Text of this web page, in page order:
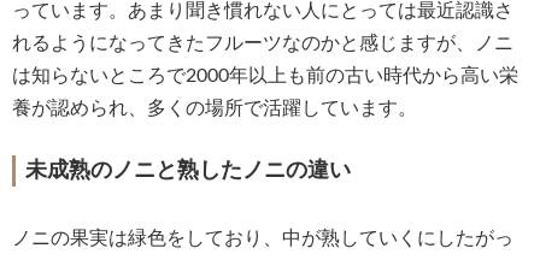
っています。あまり聞き慣れない人にとっては最近認識さ
れるようになってきたフルーツなのかと感じますが、ノニ
は知らないところで2000年以上も前の古い時代から高い栄
養が認められ、多くの場所で活躍しています。
未成熟のノニと熟したノニの違い
ノニの果実は緑色をしており、中が熟していくにしたがっ